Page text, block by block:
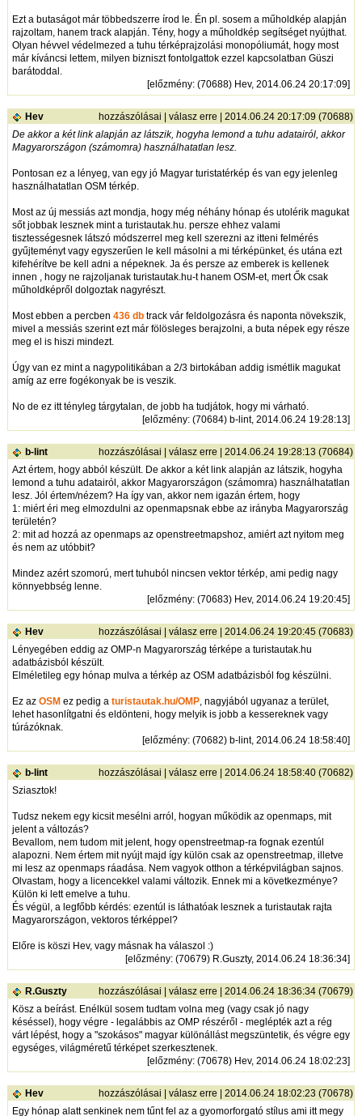
Ezt a butaságot már többedszerre írod le. Én pl. sosem a műholdkép alapján
rajzoltam, hanem track alapján. Tény, hogy a műholdkép segítséget nyújthat.
Olyan hévvel védelmezed a tuhu térképrajzolási monopóliumát, hogy most
már kíváncsi lettem, milyen bizniszt fontolgattok ezzel kapcsolatban Güszi
barátoddal.
[előzmény: (70688) Hev, 2014.06.24 20:17:09]
Hev hozzászólásai | válasz erre | 2014.06.24 20:17:09 (70688)
De akkor a két link alapján az látszik, hogyha lemond a tuhu adatairól, akkor
Magyarországon (számomra) használhatatlan lesz.
Pontosan ez a lényeg, van egy jó Magyar turistatérkép és van egy jelenleg
használhatatlan OSM térkép.
Most az új messiás azt mondja, hogy még néhány hónap és utolérik magukat
sőt jobbak lesznek mint a turistautak.hu. persze ehhez valami
tisztességesnek látszó módszerrel meg kell szerezni az itteni felmérés
gyűjteményt vagy egyszerűen le kell másolni a mi térképünket, és utána ezt
kifehérítve be kell adni a népeknek. Ja és persze az emberek is kellenek
innen , hogy ne rajzoljanak turistautak.hu-t hanem OSM-et, mert Ők csak
műholdképről dolgoztak nagyrészt.
Most ebben a percben 436 dbtrack vár feldolgozásra és naponta növekszik,
mivel a messiás szerint ezt már fölösleges berajzolni, a buta népek egy része
meg el is hiszi mindezt.
Úgy van ez mint a nagypolitikában a 2/3 birtokában addig ismétlik magukat
amíg az erre fogékonyak be is veszik.
No de ez itt tényleg tárgytalan, de jobb ha tudjátok, hogy mi várható.
[előzmény: (70684) b-lint, 2014.06.24 19:28:13]
b-lint hozzászólásai | válasz erre | 2014.06.24 19:28:13 (70684)
Azt értem, hogy abból készült. De akkor a két link alapján az látszik, hogyha
lemond a tuhu adatairól, akkor Magyarországon (számomra) használhatatlan
lesz. Jól értem/nézem? Ha így van, akkor nem igazán értem, hogy
1: miért éri meg elmozdulni az openmapsnak ebbe az irányba Magyarország
területén?
2: mit ad hozzá az openmaps az openstreetmapshoz, amiért azt nyitom meg
és nem az utóbbit?
Mindez azért szomorú, mert tuhuból nincsen vektor térkép, ami pedig nagy
könnyebbség lenne.
[előzmény: (70683) Hev, 2014.06.24 19:20:45]
Hev hozzászólásai | válasz erre | 2014.06.24 19:20:45 (70683)
Lényegében eddig az OMP-n Magyarország térképe a turistautak.hu
adatbázisból készült.
Elméletileg egy hónap mulva a térkép az OSM adatbázisból fog készülni.
Ez az OSMez pedig a turistautak.hu/OMP, nagyjából ugyanaz a terület,
lehet hasonlítgatni és eldönteni, hogy melyik is jobb a kessereknek vagy
túrázóknak.
[előzmény: (70682) b-lint, 2014.06.24 18:58:40]
b-lint hozzászólásai | válasz erre | 2014.06.24 18:58:40 (70682)
Sziasztok!
Tudsz nekem egy kicsit mesélni arról, hogyan működik az openmaps, mit
jelent a változás?
Bevallom, nem tudom mit jelent, hogy openstreetmap-ra fognak ezentúl
alapozni. Nem értem mit nyújt majd így külön csak az openstreetmap, illetve
mi lesz az openmaps ráadása. Nem vagyok otthon a térképvilágban sajnos.
Olvastam, hogy a licencekkel valami változik. Ennek mi a következménye?
Külön ki lett emelve a tuhu.
És végül, a legfőbb kérdés: ezentúl is láthatóak lesznek a turistautak rajta
Magyarországon, vektoros térképpel?
Előre is köszi Hev, vagy másnak ha válaszol :)
[előzmény: (70679) R.Guszty, 2014.06.24 18:36:34]
R.Guszty hozzászólásai | válasz erre | 2014.06.24 18:36:34 (70679)
Kösz a beírást. Enélkül sosem tudtam volna meg (vagy csak jó nagy
késéssel), hogy végre - legalábbis az OMP részéről - meglépték azt a rég
várt lépést, hogy a "szokásos" magyar különállást megszüntetik, és végre egy
egységes, világméretű térképet szerkesztenek.
[előzmény: (70678) Hev, 2014.06.24 18:02:23]
Hev hozzászólásai | válasz erre | 2014.06.24 18:02:23 (70678)
Egy hónap alatt senkinek nem tűnt fel az a gyomorforgató stílus ami itt megy